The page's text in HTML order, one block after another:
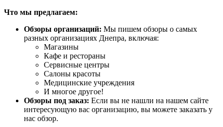
Что мы предлагаем:
Обзоры организаций: Мы пишем обзоры о самых
разных организациях Днепра, включая:
Магазины
Кафе и рестораны
Сервисные центры
Салоны красоты
Медицинские учреждения
И многое другое!
Обзоры под заказ: Если вы не нашли на нашем сайте
интересующую вас организацию, вы можете заказать у
нас обзор.